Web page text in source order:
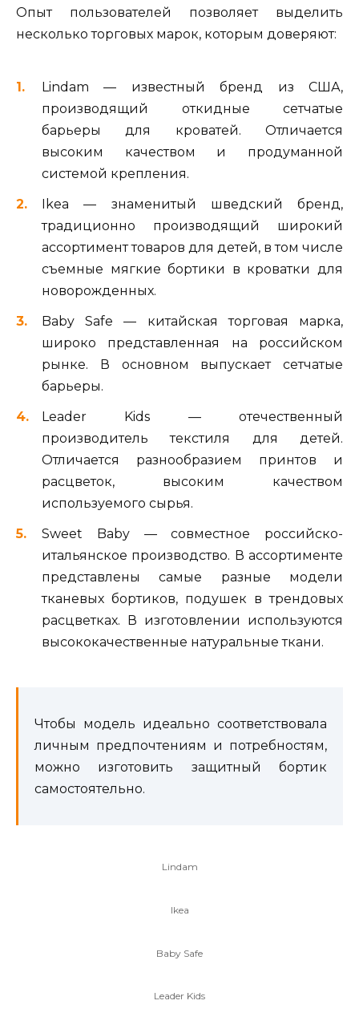
Опыт пользователей позволяет выделить
несколько торговых марок, которым доверяют:
Lindam — известный бренд из США,
производящий откидные сетчатые
барьеры для кроватей. Отличается
высоким качеством и продуманной
системой крепления.
Ikea — знаменитый шведский бренд,
традиционно производящий широкий
ассортимент товаров для детей, в том числе
съемные мягкие бортики в кроватки для
новорожденных.
Baby Safe — китайская торговая марка,
широко представленная на российском
рынке. В основном выпускает сетчатые
барьеры.
Leader Kids — отечественный
производитель текстиля для детей.
Отличается разнообразием принтов и
расцветок, высоким качеством
используемого сырья.
Sweet Baby — совместное российско-
итальянское производство. В ассортименте
представлены самые разные модели
тканевых бортиков, подушек в трендовых
расцветках. В изготовлении используются
высококачественные натуральные ткани.
Чтобы модель идеально соответствовала
личным предпочтениям и потребностям,
можно изготовить защитный бортик
самостоятельно.
Lindam
Ikea
Baby Safe
Leader Kids